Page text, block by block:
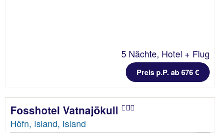
5 Nächte, Hotel + Flug
Preis p.P. ab 676 €
Fosshotel Vatnajökull
Höfn, Island, Island